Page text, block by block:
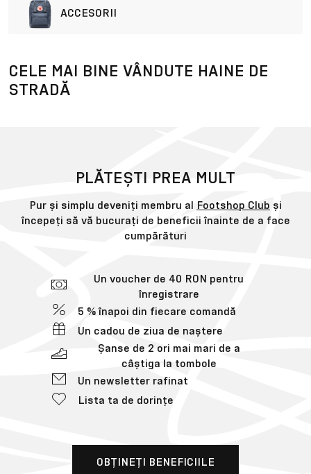
ACCESORII
CELE MAI BINE VÂNDUTE HAINE DE
STRADĂ
PLĂTEȘTI PREA MULT
Pur și simplu deveniți membru al Footshop Club și
începeți să vă bucurați de beneficii înainte de a face
cumpărături
Un voucher de 40 RON pentru
înregistrare
5 % înapoi din fiecare comandă
Un cadou de ziua de naștere
Șanse de 2 ori mai mari de a
câștiga la tombole
Un newsletter rafinat
Lista ta de dorințe
OBȚINEȚI BENEFICIILE